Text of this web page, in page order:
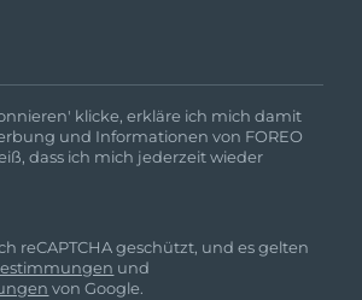
klicke, erkläre ich mich damit
und Informationen von FOREO
dass ich mich jederzeit wieder
reCAPTCHA geschützt, und es gelten
und
von Google.